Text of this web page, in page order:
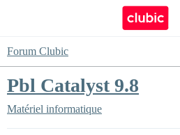
Forum Clubic
Pbl Catalyst 9.8
Matériel informatique